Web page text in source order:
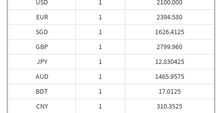
EUR
SGD
GBP
JPY
AUD
BDT
CNY
1
1
1
1
1
1
1
2394.580
1626.4125
2799.960
12.830425
1465.9575
17.0125
310.3525